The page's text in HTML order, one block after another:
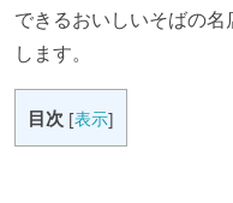
できるおいしいそばの
します。
目次 [表示]